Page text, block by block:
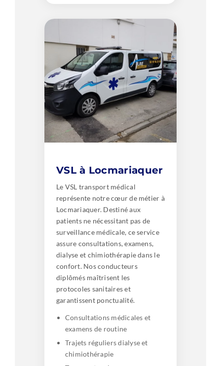
VSL à Locmariaquer
Le VSL transport médical
représente notre cœur de métier à
Locmariaquer. Destiné aux
patients ne nécessitant pas de
surveillance médicale, ce service
assure consultations, examens,
dialyse et chimiothérapie dans le
confort. Nos conducteurs
diplômés maîtrisent les
protocoles sanitaires et
garantissent ponctualité.
Consultations médicales et
examens de routine
Trajets réguliers dialyse et
chimiothérapie